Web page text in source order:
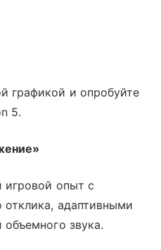
графикой и опробуйте
5.
игровой опыт с
адаптивными
звука.